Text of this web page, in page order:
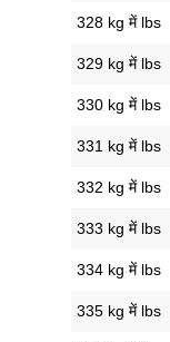
328 kg में lbs
329 kg में lbs
330 kg में lbs
331 kg में lbs
332 kg में lbs
333 kg में lbs
334 kg में lbs
335 kg में lbs